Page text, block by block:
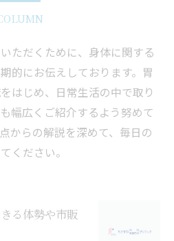
ただくために、身体に関する
的にお伝えしております。胃
はじめ、日常生活の中で取り
幅広くご紹介するよう努めて
からの解説を深めて、毎日の
ください。
る体勢や市販